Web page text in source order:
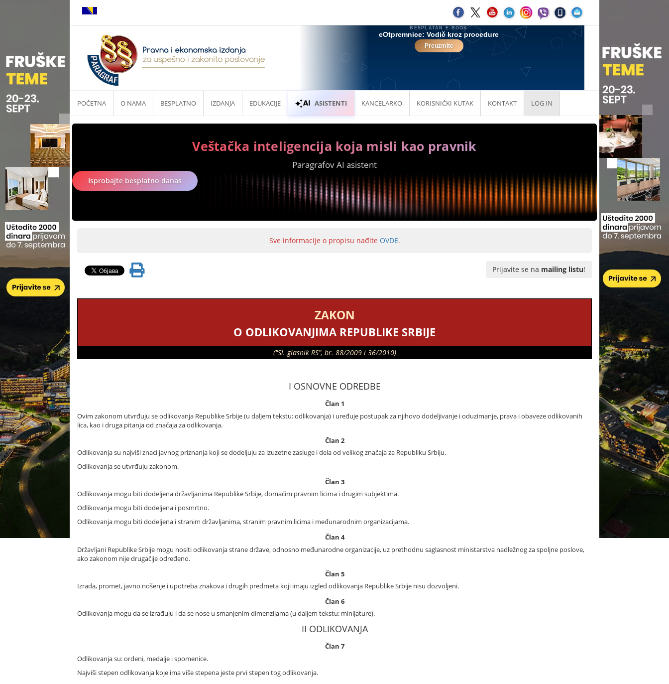
POČETNA O NAMA BESPLATNO IZDANJA EDUKACIJE ASISTENTI KANCELARKO KORISNIČKI KUTAK KONTAKT LOG IN
Veštačka inteligencija koja misli kao pravnik
Paragrafov AI asistent
Isprobajte besplatno danas
Sve informacije o propisu nađite OVDE.
Prijavite se na mailing listu!
ZAKON
O ODLIKOVANJIMA REPUBLIKE SRBIJE
("Sl. glasnik RS", br. 88/2009 i 36/2010)
I OSNOVNE ODREDBE
Član 1
Ovim zakonom utvrđuju se odlikovanja Republike Srbije (u daljem tekstu: odlikovanja) i uređuje postupak za njihovo dodeljivanje i oduzimanje, prava i obaveze odlikovanih
lica, kao i druga pitanja od značaja za odlikovanja.
Član 2
Odlikovanja su najviši znaci javnog priznanja koji se dodeljuju za izuzetne zasluge i dela od velikog značaja za Republiku Srbiju.
Odlikovanja se utvrđuju zakonom.
Član 3
Odlikovanja mogu biti dodeljena državljanima Republike Srbije, domaćim pravnim licima i drugim subjektima.
Odlikovanja mogu biti dodeljena i posmrtno.
Odlikovanja mogu biti dodeljena i stranim državljanima, stranim pravnim licima i međunarodnim organizacijama.
Član 4
Državljani Republike Srbije mogu nositi odlikovanja strane države, odnosno međunarodne organizacije, uz prethodnu saglasnost ministarstva nadležnog za spoljne poslove,
ako zakonom nije drugačije određeno.
Član 5
Izrada, promet, javno nošenje i upotreba znakova i drugih predmeta koji imaju izgled odlikovanja Republike Srbije nisu dozvoljeni.
Član 6
Odlikovanja mogu da se izrađuju i da se nose u smanjenim dimenzijama (u daljem tekstu: minijature).
II ODLIKOVANJA
Član 7
Odlikovanja su: ordeni, medalje i spomenice.
Najviši stepen odlikovanja koje ima više stepena jeste prvi stepen tog odlikovanja.